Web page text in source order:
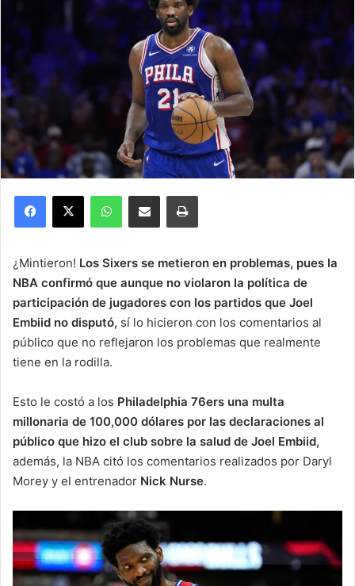
Facebook
X WhatsAppCompartir por correo electrónicoImprimir
¿Mintieron! Los Sixers se metieron en problemas, pues la
NBA confirmó que aunque no violaron la política de
participación de jugadores con los partidos que Joel
Embiid no disputó, sí lo hicieron con los comentarios al
público que no reflejaron los problemas que realmente
tiene en la rodilla.
Esto le costó a los Philadelphia 76ers una multa
millonaria de 100,000 dólares por las declaraciones al
público que hizo el club sobre la salud de Joel Embiid,
además, la NBA citó los comentarios realizados por Daryl
Morey y el entrenador Nick Nurse.